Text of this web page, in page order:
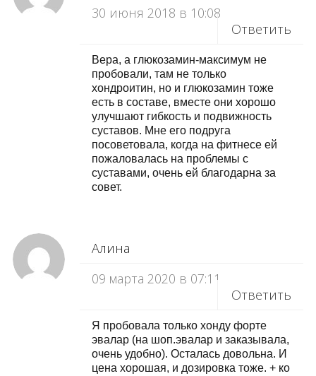
30 июня 2018 в 10:08
Ответить
Вера, а глюкозамин-максимум не
пробовали, там не только
хондроитин, но и глюкозамин тоже
есть в составе, вместе они хорошо
улучшают гибкость и подвижность
суставов. Мне его подруга
посоветовала, когда на фитнесе ей
пожаловалась на проблемы с
суставами, очень ей благодарна за
совет.
Алина
09 марта 2020 в 07:11
Ответить
Я пробовала только хонду форте
эвалар (на шоп.эвалар и заказывала,
очень удобно). Осталась довольна. И
цена хорошая, и дозировка тоже. + ко